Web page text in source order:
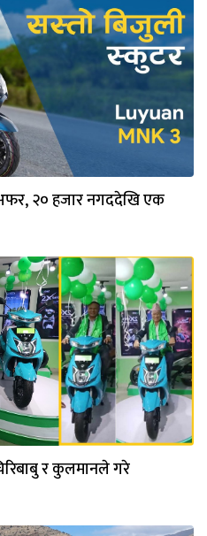
२० हजार नगददेखि एक
र कुलमानले गरे